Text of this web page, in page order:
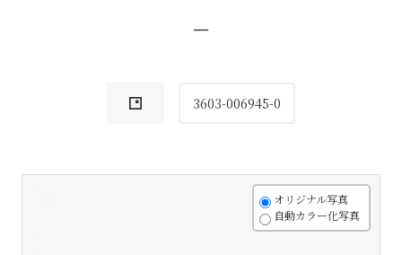
−
3603-006945-0
オリジナル写真
自動カラー化写真